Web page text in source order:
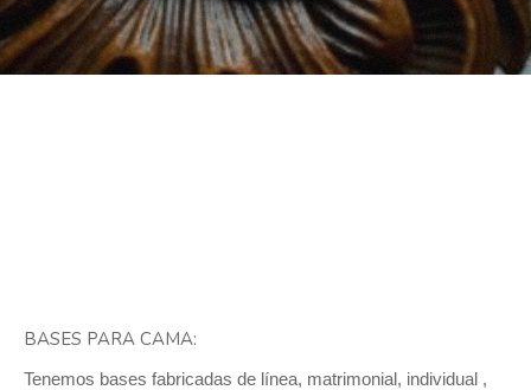
BASES PARA CAMA:
Tenemos bases fabricadas de línea, matrimonial, individual ,